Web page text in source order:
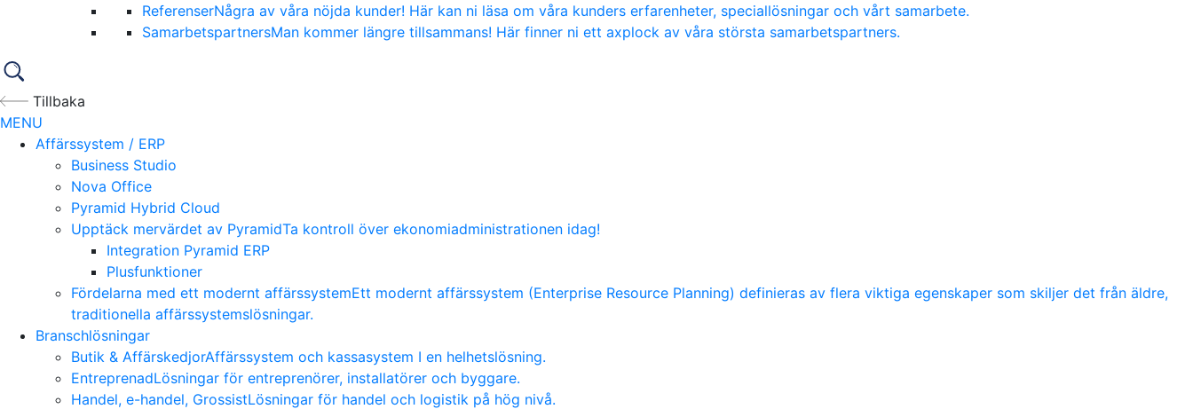
ReferenserNågra av våra nöjda kunder! Här kan ni läsa om våra kunders erfarenheter, speciallösningar och vårt samarbete.
SamarbetspartnersMan kommer längre tillsammans! Här finner ni ett axplock av våra största samarbetspartners.
Tillbaka
MENU
Affärssystem / ERP
Business Studio
Nova Office
Pyramid Hybrid Cloud
Upptäck mervärdet av PyramidTa kontroll över ekonomiadministrationen idag!
Integration Pyramid ERP
Plusfunktioner
Fördelarna med ett modernt affärssystemEtt modernt affärssystem (Enterprise Resource Planning) definieras av flera viktiga egenskaper som skiljer det från äldre,
traditionella affärssystemslösningar.
Branschlösningar
Butik & AffärskedjorAffärssystem och kassasystem I en helhetslösning.
EntreprenadLösningar för entreprenörer, installatörer och byggare.
Handel, e-handel, GrossistLösningar för handel och logistik på hög nivå.